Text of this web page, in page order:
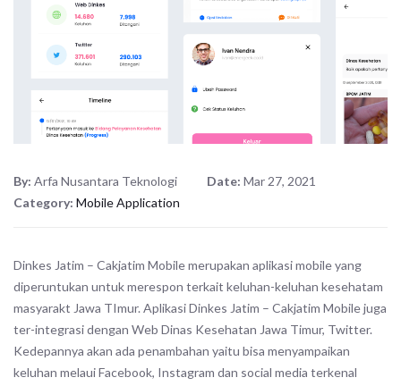
By: Arfa Nusantara Teknologi Date: Mar 27, 2021
Category: Mobile Application
Dinkes Jatim – Cakjatim Mobile merupakan aplikasi mobile yang
diperuntukan untuk merespon terkait keluhan-keluhan kesehatam
masyarakt Jawa TImur. Aplikasi Dinkes Jatim – Cakjatim Mobile juga
ter-integrasi dengan Web Dinas Kesehatan Jawa Timur, Twitter.
Kedepannya akan ada penambahan yaitu bisa menyampaikan
keluhan melaui Facebook, Instagram dan social media terkenal